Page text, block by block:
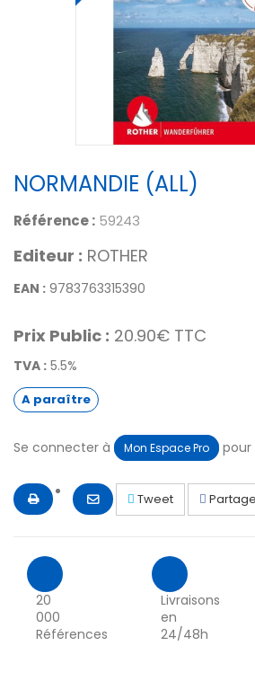
NORMANDIE (ALL)
Référence : 59243
Editeur : ROTHER
EAN : 9783763315390
Prix Public : 20.90€ TTC
TVA : 5.5%
A paraître
Se connecter à Mon Espace Pro
Tweet
20
000
Références
Livraisons
en
24/48h